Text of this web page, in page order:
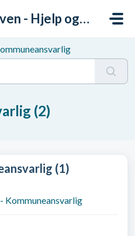
Jegerprøven - Hjelp og support
(2)
(1)
Kommuneansvarlig